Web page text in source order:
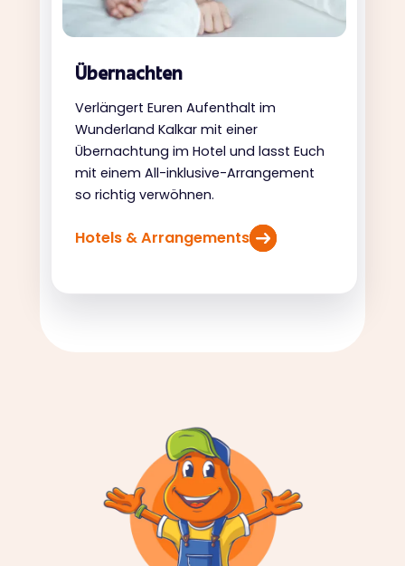
Übernachten
Verlängert Euren Aufenthalt im
Wunderland Kalkar mit einer
Übernachtung im Hotel und lasst Euch
mit einem All-inklusive-Arrangement
so richtig verwöhnen.
Hotels & Arrangements